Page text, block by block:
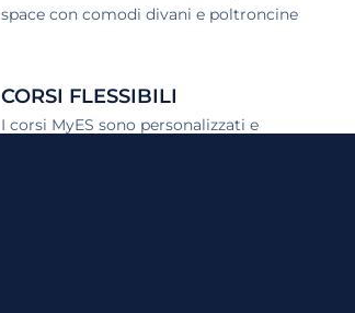
space con comodi divani e poltroncine
CORSI FLESSIBILI
I corsi MyES sono personalizzati e